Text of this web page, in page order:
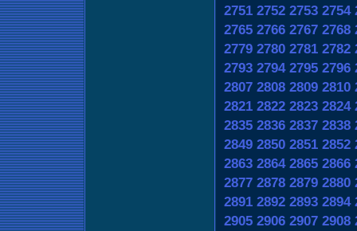
2751 2752 2753 2754
2765 2766 2767 2768
2779 2780 2781 2782
2793 2794 2795 2796
2807 2808 2809 2810
2821 2822 2823 2824
2835 2836 2837 2838
2849 2850 2851 2852
2863 2864 2865 2866
2877 2878 2879 2880
2891 2892 2893 2894
2905 2906 2907 2908